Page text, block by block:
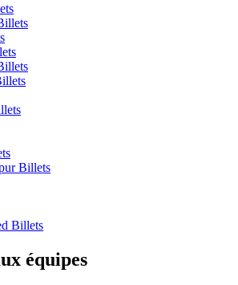
Billets
Billets
équipes